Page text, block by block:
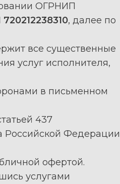
ОГРНИП
720212238310, далее по
все существенные
услуг исполнителя,
в письменном
437
Российской Федерации
офертой.
услугами